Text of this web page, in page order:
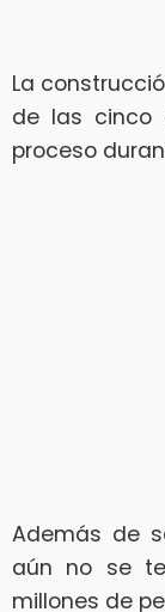
La
de las cinco
proceso
Además de
aún no se
millones de